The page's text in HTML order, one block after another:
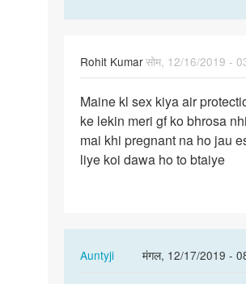
Rohit Kumarसोम, 12/16/2019 -
Maine
kl
sex
kiya
Maine kl sex kiya air
ke lekin meri gf ko bhrosa
mai khi pregnant na ho jau
liye koi dawa ho to btaiye
Auntyji
मंगल, 12/17/2019 -
In